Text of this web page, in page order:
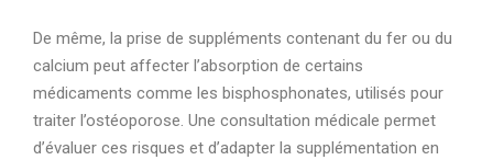
De même, la prise de suppléments contenant du fer ou du
calcium peut affecter l’absorption de certains
médicaments comme les bisphosphonates, utilisés pour
traiter l’ostéoporose. Une consultation médicale permet
d’évaluer ces risques et d’adapter la supplémentation en